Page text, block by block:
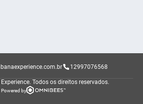
12997076568
Todos os direitos reservados.
Powered by